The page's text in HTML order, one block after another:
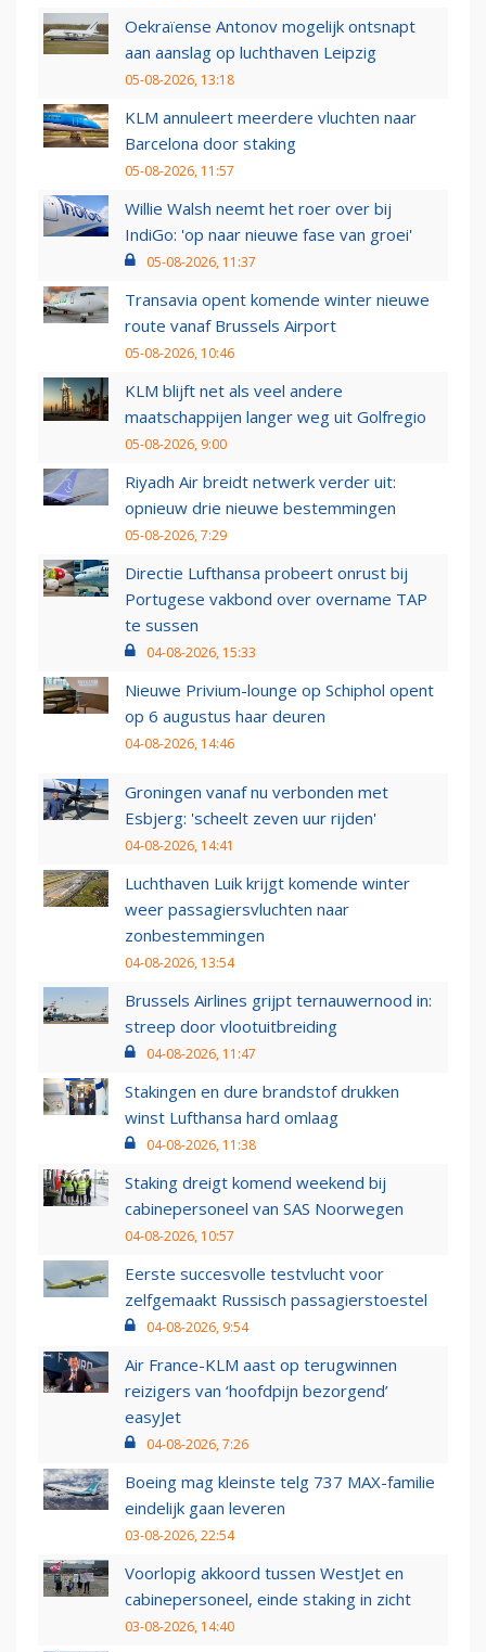
Oekraïense Antonov mogelijk ontsnapt
aan aanslag op luchthaven Leipzig
05-08-2026, 13:18
KLM annuleert meerdere vluchten naar
Barcelona door staking
05-08-2026, 11:57
Willie Walsh neemt het roer over bij
IndiGo: 'op naar nieuwe fase van groei'
05-08-2026, 11:37
Transavia opent komende winter nieuwe
route vanaf Brussels Airport
05-08-2026, 10:46
KLM blijft net als veel andere
maatschappijen langer weg uit Golfregio
05-08-2026, 9:00
Riyadh Air breidt netwerk verder uit:
opnieuw drie nieuwe bestemmingen
05-08-2026, 7:29
Directie Lufthansa probeert onrust bij
Portugese vakbond over overname TAP
te sussen
04-08-2026, 15:33
Nieuwe Privium-lounge op Schiphol opent
op 6 augustus haar deuren
04-08-2026, 14:46
Groningen vanaf nu verbonden met
Esbjerg: 'scheelt zeven uur rijden'
04-08-2026, 14:41
Luchthaven Luik krijgt komende winter
weer passagiersvluchten naar
zonbestemmingen
04-08-2026, 13:54
Brussels Airlines grijpt ternauwernood in:
streep door vlootuitbreiding
04-08-2026, 11:47
Stakingen en dure brandstof drukken
winst Lufthansa hard omlaag
04-08-2026, 11:38
Staking dreigt komend weekend bij
cabinepersoneel van SAS Noorwegen
04-08-2026, 10:57
Eerste succesvolle testvlucht voor
zelfgemaakt Russisch passagierstoestel
04-08-2026, 9:54
Air France-KLM aast op terugwinnen
reizigers van ‘hoofdpijn bezorgend’
easyJet
04-08-2026, 7:26
Boeing mag kleinste telg 737 MAX-familie
eindelijk gaan leveren
03-08-2026, 22:54
Voorlopig akkoord tussen WestJet en
cabinepersoneel, einde staking in zicht
03-08-2026, 14:40